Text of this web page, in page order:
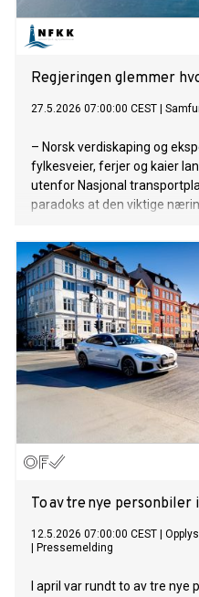
Regjeringen glemmer
27.5.2026 07:00:00 CEST
– Norsk verdiskaping og
fylkesveier, ferjer og kaier
utenfor Nasjonal
paradoks at den viktige
To av tre nye
12.5.2026 07:00:00 CEST
Pressemelding
I april var rundt to av tre nye